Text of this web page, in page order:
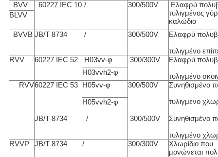
BVV 60227 IEC 10 / 300/500V
Ελαφρύ
τυλιγμένος
καλώδιο
BLVV
BVVB JB/T 8734 / 300/500V
Ελαφρύ
τυλιγμένο
RVV
60227 IEC 52 H03vv-φ 300/300V
Ελαφρύ
τυλιγμένο
H03vvh2-φ
RVV60227 IEC 53 H05vv-φ 300/500V
Συνηθισμένο
τυλιγμένο
H05vvh2-φ
JB/T 8734
/ 300/500V
Συνηθισμένο
τυλιγμένο
RVVP
JB/T 8734 / 300/300V
Χλωρίδιο που
μονώνεται